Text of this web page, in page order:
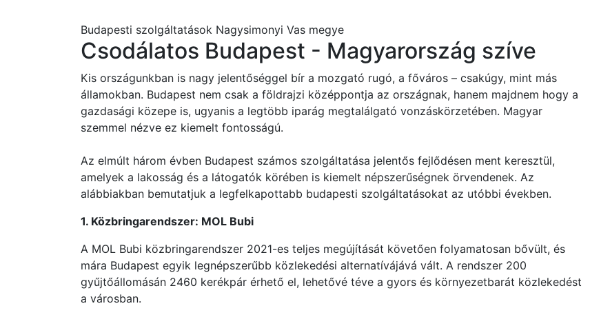
Budapesti szolgáltatások Nagysimonyi Vas megye
Csodálatos Budapest - Magyarország szíve
Kis országunkban is nagy jelentőséggel bír a mozgató rugó, a főváros – csakúgy, mint más
államokban. Budapest nem csak a földrajzi középpontja az országnak, hanem majdnem hogy a
gazdasági közepe is, ugyanis a legtöbb iparág megtalálgató vonzáskörzetében. Magyar
szemmel nézve ez kiemelt fontosságú.
Az elmúlt három évben Budapest számos szolgáltatása jelentős fejlődésen ment keresztül,
amelyek a lakosság és a látogatók körében is kiemelt népszerűségnek örvendenek. Az
alábbiakban bemutatjuk a legfelkapottabb budapesti szolgáltatásokat az utóbbi években.
1. Közbringarendszer: MOL Bubi
A MOL Bubi közbringarendszer 2021-es teljes megújítását követően folyamatosan bővült, és
mára Budapest egyik legnépszerűbb közlekedési alternatívájává vált. A rendszer 200
gyűjtőállomásán 2460 kerékpár érhető el, lehetővé téve a gyors és környezetbarát közlekedést
a városban.